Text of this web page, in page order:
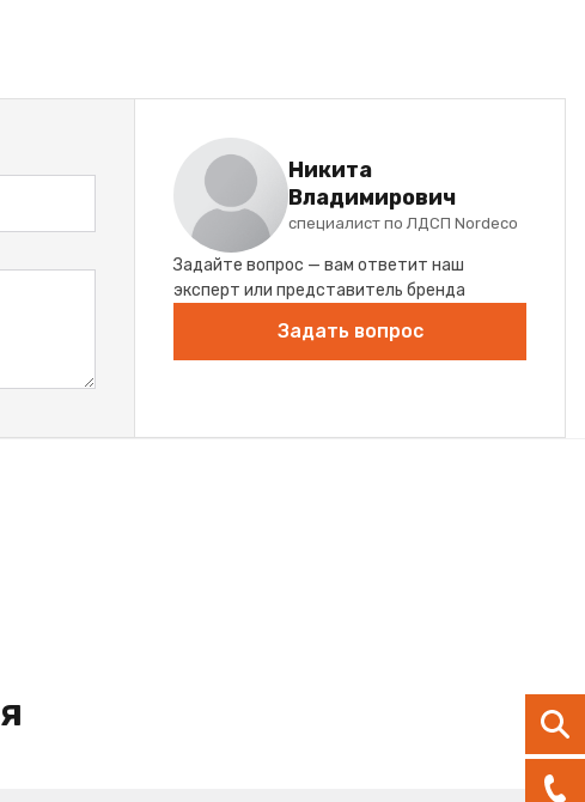
Никита
Владимирович
специалист по ЛДСП Nordeco
Задайте вопрос — вам ответит наш
эксперт или представитель бренда
Задать вопрос